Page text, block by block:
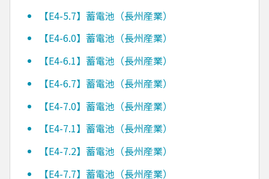
【E4-5.7】蓄電池（長州産業）
【E4-6.0】蓄電池（長州産業）
【E4-6.1】蓄電池（長州産業）
【E4-6.7】蓄電池（長州産業）
【E4-7.0】蓄電池（長州産業）
【E4-7.1】蓄電池（長州産業）
【E4-7.2】蓄電池（長州産業）
【E4-7.7】蓄電池（長州産業）